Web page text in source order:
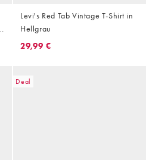
Levi's Red Tab Vintage T-Shirt in
Hellgrau
29,99 €
Deal